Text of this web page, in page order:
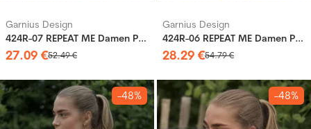
Garnius Design
424R-07 REPEAT ME Damen Pullover
27.09 €52.49€
Garnius Design
424R-06 REPEAT ME Damen Pullover
28.29 €54.79€
-48% -48%